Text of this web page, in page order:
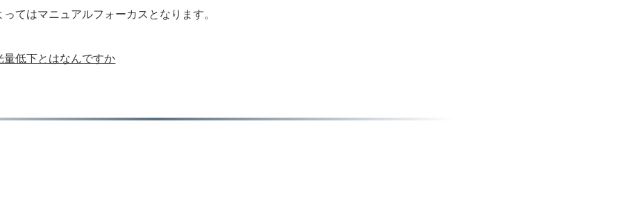
てはマニュアルフォーカスとなります。
低下とはなんですか